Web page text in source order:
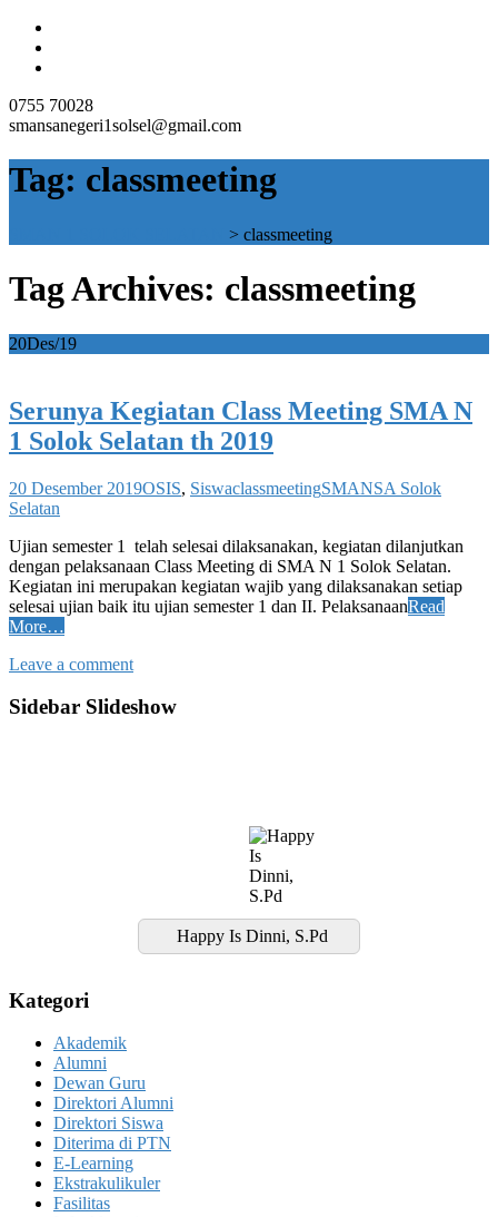
0755 70028
smansanegeri1solsel@gmail.com
Tag: classmeeting
> classmeeting
Tag Archives: classmeeting
20Des/19
Serunya Kegiatan Class Meeting SMA N
1 Solok Selatan th 2019
20 Desember 2019OSIS, SiswaclassmeetingSMANSA Solok
Selatan
Ujian semester 1 telah selesai dilaksanakan, kegiatan dilanjutkan
dengan pelaksanaan Class Meeting di SMA N 1 Solok Selatan.
Kegiatan ini merupakan kegiatan wajib yang dilaksanakan setiap
selesai ujian baik itu ujian semester 1 dan II. PelaksanaanRead
More…
Leave a comment
Sidebar Slideshow
Happy Is Dinni, S.Pd
Kategori
Akademik
Alumni
Dewan Guru
Direktori Alumni
Direktori Siswa
Diterima di PTN
E-Learning
Ekstrakulikuler
Fasilitas